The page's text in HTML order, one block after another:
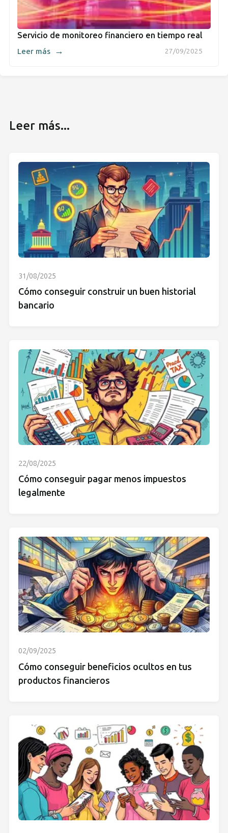
Servicio de monitoreo financiero en tiempo real
27/09/2025
Leer más →
Leer más...
31/08/2025
Cómo conseguir construir un buen historial
bancario
22/08/2025
Cómo conseguir pagar menos impuestos
legalmente
02/09/2025
Cómo conseguir beneficios ocultos en tus
productos financieros